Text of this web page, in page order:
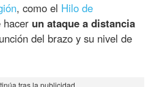
, como el Hilo de
hacer un ataque a distancia
del brazo y su nivel de